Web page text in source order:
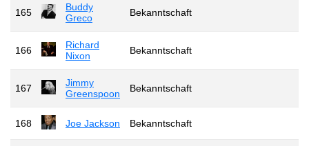
165
Buddy
Greco
Bekanntschaft
166
Richard
Nixon
Bekanntschaft
167
Jimmy
Greenspoon
Bekanntschaft
168 Joe Jackson Bekanntschaft